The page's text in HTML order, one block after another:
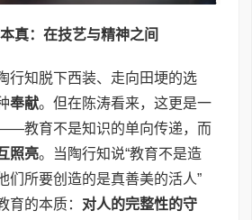
真：在技艺与精神之间
行知脱下西装、走向田埂的选
奉献。但在陈涛看来，这更是一
教育不是知识的单向传递，而
照亮。当陶行知说“教育不是造
们所要创造的是真善美的活人”
育的本质： 对人的完整性的守